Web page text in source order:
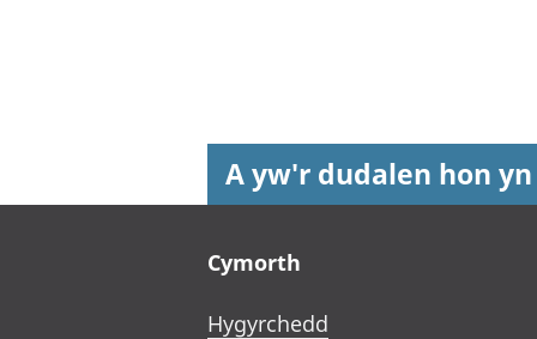
A yw'r dudalen hon
Cymorth
Hygyrchedd